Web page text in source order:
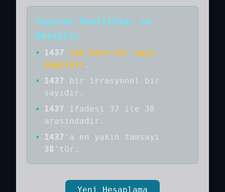
Sayısal Özellikler ve
Detaylar
• 1437
tam kare bir sayı
değildir .
•
1437 bir
irrasyonel bir
sayıdır .
•
1437
ifadesi 37 ile 38
arasındadır.
•
1437 'a en yakın tamsayı
38 'tür.
Yeni Hesaplama